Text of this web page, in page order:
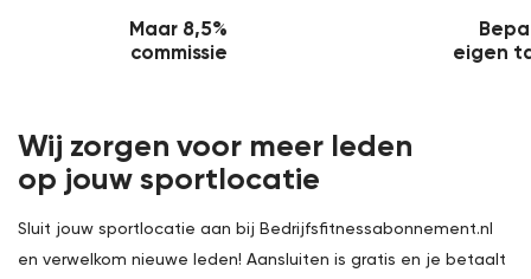
Maar 8,5%
commissie
eigen
Wij zorgen voor meer leden
op jouw sportlocatie
Sluit jouw sportlocatie aan bij Bedrijfsfitnessabonnement.nl
en verwelkom nieuwe leden! Aansluiten is gratis en je betaalt